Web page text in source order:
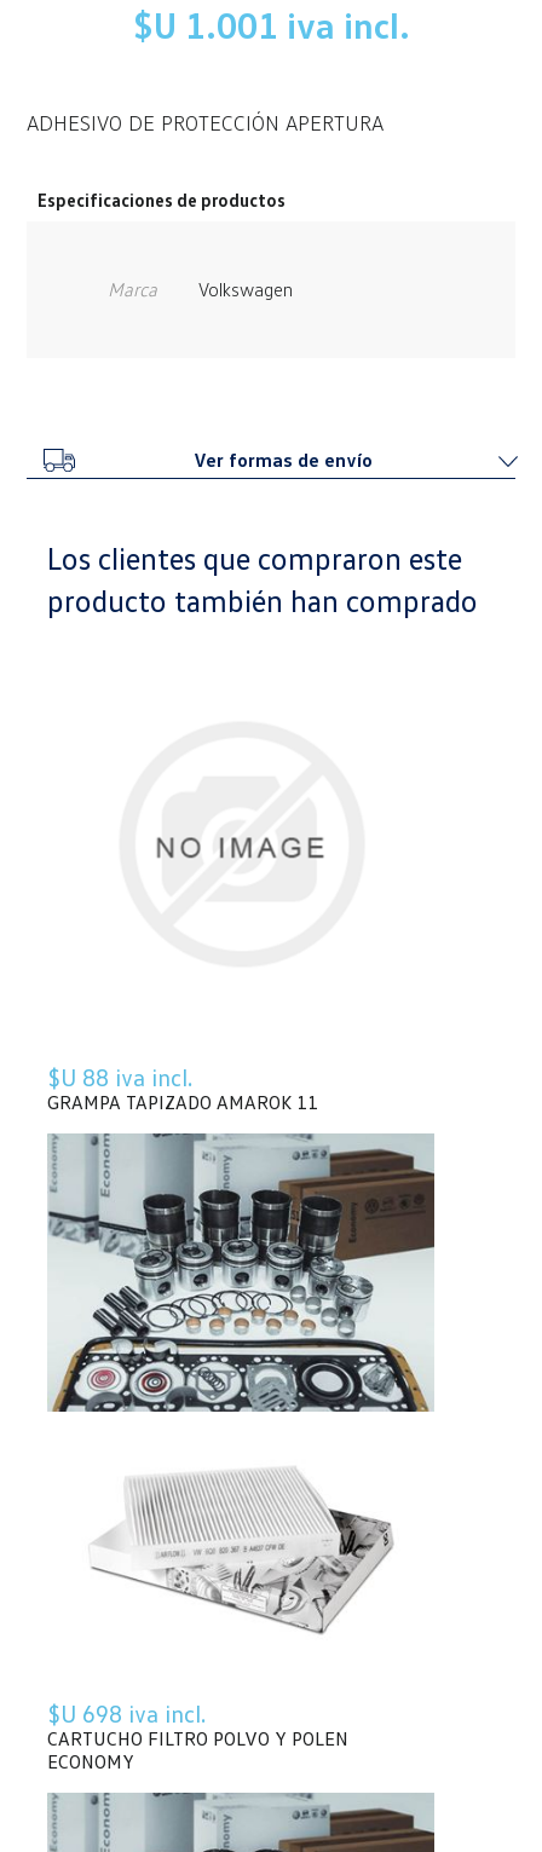
$U 1.001 iva incl.
ADHESIVO DE PROTECCIÓN APERTURA
Especificaciones de productos
Marca Volkswagen
Ver formas de envío
Los clientes que compraron este
producto también han comprado
$U 88 iva incl.
GRAMPA TAPIZADO AMAROK 11
$U 698 iva incl.
CARTUCHO FILTRO POLVO Y POLEN
ECONOMY